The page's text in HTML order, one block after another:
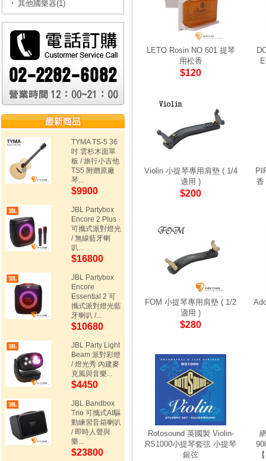
其他國樂器(1)
TYMA TS-5 36
吋 雲杉木面單
板 / 旅行小吉他
TS5 附贈原廠
琴...
$9900
JBL Partybox
Encore 2 Plus
可攜式派對燈光
/ 無線藍牙喇
叭...
$16800
JBL Partybox
Encore
Essential 2 可
攜式派對燈光藍
牙喇叭 /...
$10680
JBL Party Light
Beam 派對彩燈
/ 燈光秀 內建麥
克風與音樂...
$4450
JBL Bandbox
Trio 可攜式AI驅
動練習音箱喇叭
/ 即時人聲與
樂...
$23800
LETO Rosin NO 601 提琴
用松香
$120
Violin 小提琴專用肩墊 ( 1/4
適用 )
$200
香
FOM 小提琴專用肩墊 ( 1/2
適用 )
$280
Rotosound 英國製 Violin-
RS1000小提琴套弦 小提琴
銀弦